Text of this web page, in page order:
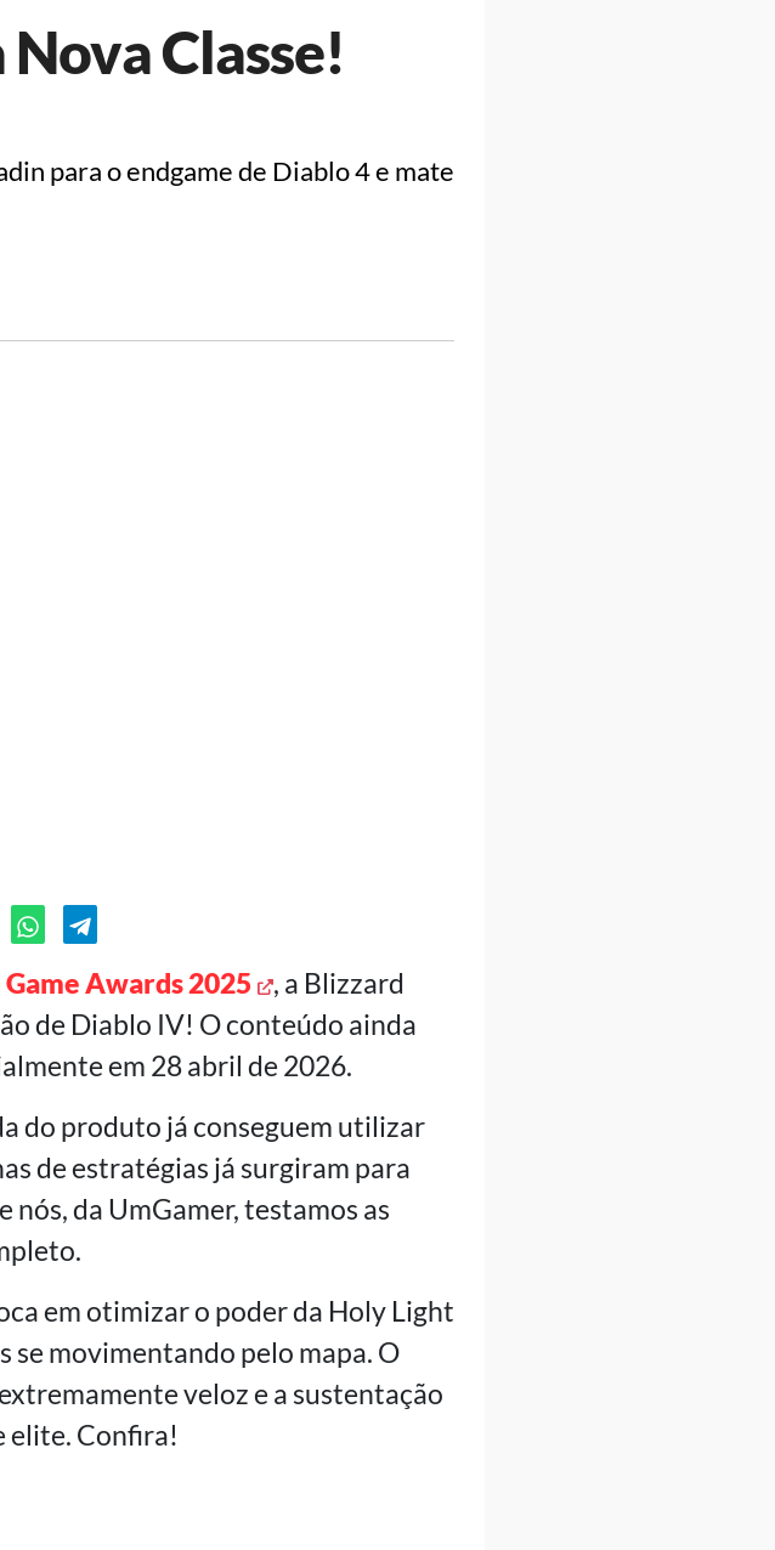
Classe!
para o endgame de Diablo 4 e mate
Game Awards 2025
, a Blizzard
de Diablo IV! O conteúdo ainda
em 28 abril de 2026.
do produto já conseguem utilizar
de estratégias já surgiram para
da UmGamer, testamos as
em otimizar o poder da Holy Light
se movimentando pelo mapa. O
veloz e a sustentação
elite. Confira!